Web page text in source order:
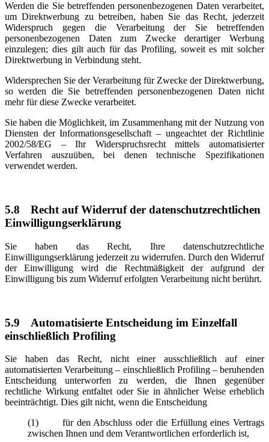
Werden die Sie betreffenden personenbezogenen Daten verarbeitet,
um Direktwerbung zu betreiben, haben Sie das Recht, jederzeit
Widerspruch gegen die Verarbeitung der Sie betreffenden
personenbezogenen Daten zum Zwecke derartiger Werbung
einzulegen; dies gilt auch für das Profiling, soweit es mit solcher
Direktwerbung in Verbindung steht.
Widersprechen Sie der Verarbeitung für Zwecke der Direktwerbung,
so werden die Sie betreffenden personenbezogenen Daten nicht
mehr für diese Zwecke verarbeitet.
Sie haben die Möglichkeit, im Zusammenhang mit der Nutzung von
Diensten der Informationsgesellschaft – ungeachtet der Richtlinie
2002/58/EG – Ihr Widerspruchsrecht mittels automatisierter
Verfahren auszuüben, bei denen technische Spezifikationen
verwendet werden.
5.8
Recht auf Widerruf der datenschutzrechtlichen
Einwilligungserklärung
Sie haben das Recht, Ihre datenschutzrechtliche
Einwilligungserklärung jederzeit zu widerrufen. Durch den Widerruf
der Einwilligung wird die Rechtmäßigkeit der aufgrund der
Einwilligung bis zum Widerruf erfolgten Verarbeitung nicht berührt.
5.9
Automatisierte Entscheidung im Einzelfall
einschließlich Profiling
Sie haben das Recht, nicht einer ausschließlich auf einer
automatisierten Verarbeitung – einschließlich Profiling – beruhenden
Entscheidung unterworfen zu werden, die Ihnen gegenüber
rechtliche Wirkung entfaltet oder Sie in ähnlicher Weise erheblich
beeinträchtigt. Dies gilt nicht, wenn die Entscheidung
(1) für den Abschluss oder die Erfüllung eines Vertrags
zwischen Ihnen und dem Verantwortlichen erforderlich ist,